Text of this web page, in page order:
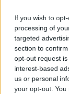
If you wish to
processing of
targeted
section to
opt-out request
interest-based
us or personal
your opt-out.
bella insieme al
ineluttabile.
ripartire. Vieni via
sei la metà della
adesso, deciderai
di domenica come
sera davanti a un
Tiziana saluta